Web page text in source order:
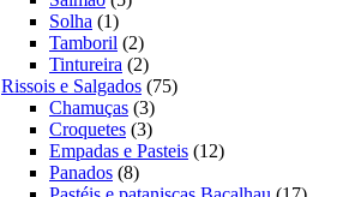
Solha 11
produto
Tamboril 22
produtos
Tintureira 22
produtos
Rissois e Salgados 7575
Chamuças 33
produtos
Croquetes 33
produtos
Empadas e Pasteis 1212
Panados 88